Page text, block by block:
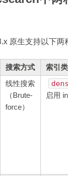
原生支持以下两
搜索方式
索引
线性搜索
（Brute-
force）
启用